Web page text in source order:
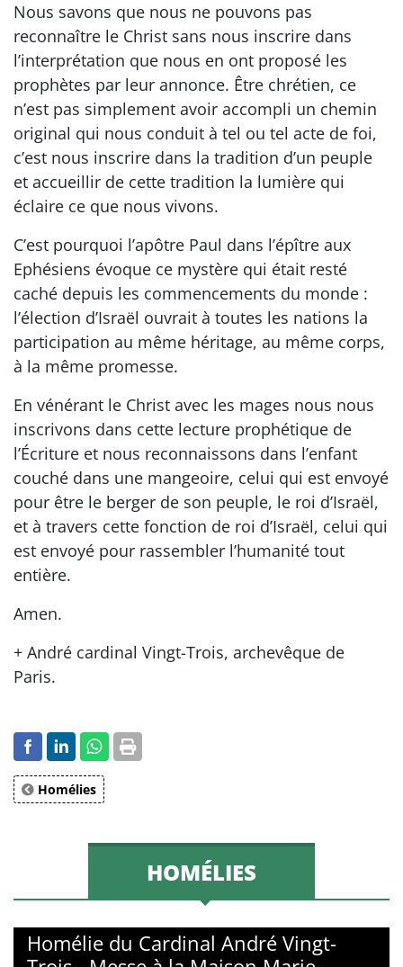
Nous savons que nous ne pouvons pas
reconnaître le Christ sans nous inscrire dans
l’interprétation que nous en ont proposé les
prophètes par leur annonce. Être chrétien, ce
n’est pas simplement avoir accompli un chemin
original qui nous conduit à tel ou tel acte de foi,
c’est nous inscrire dans la tradition d’un peuple
et accueillir de cette tradition la lumière qui
éclaire ce que nous vivons.
C’est pourquoi l’apôtre Paul dans l’épître aux
Ephésiens évoque ce mystère qui était resté
caché depuis les commencements du monde :
l’élection d’Israël ouvrait à toutes les nations la
participation au même héritage, au même corps,
à la même promesse.
En vénérant le Christ avec les mages nous nous
inscrivons dans cette lecture prophétique de
l’Écriture et nous reconnaissons dans l’enfant
couché dans une mangeoire, celui qui est envoyé
pour être le berger de son peuple, le roi d’Israël,
et à travers cette fonction de roi d’Israël, celui qui
est envoyé pour rassembler l’humanité tout
entière.
Amen.
+ André cardinal Vingt-Trois, archevêque de
Paris.
Homélies
HOMÉLIES
Homélie du Cardinal André Vingt-